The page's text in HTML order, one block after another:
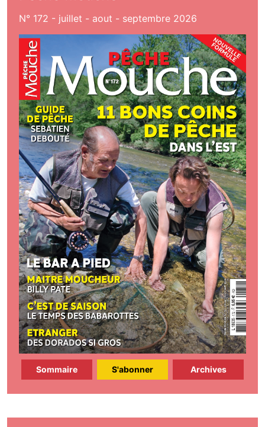
N° 172 - juillet - aout - septembre 2026
Sommaire S'abonner Archives